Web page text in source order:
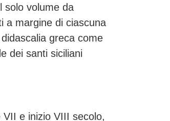
solo volume da
a margine di ciascuna
greca come
dei santi siciliani
e inizio VIII secolo,